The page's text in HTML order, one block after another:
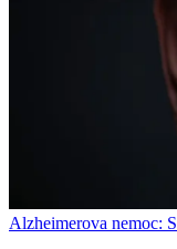
Alzheimerova nemoc: